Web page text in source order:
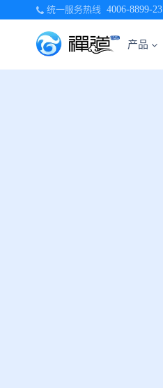
统一服务热线 4006-8899-23
产品